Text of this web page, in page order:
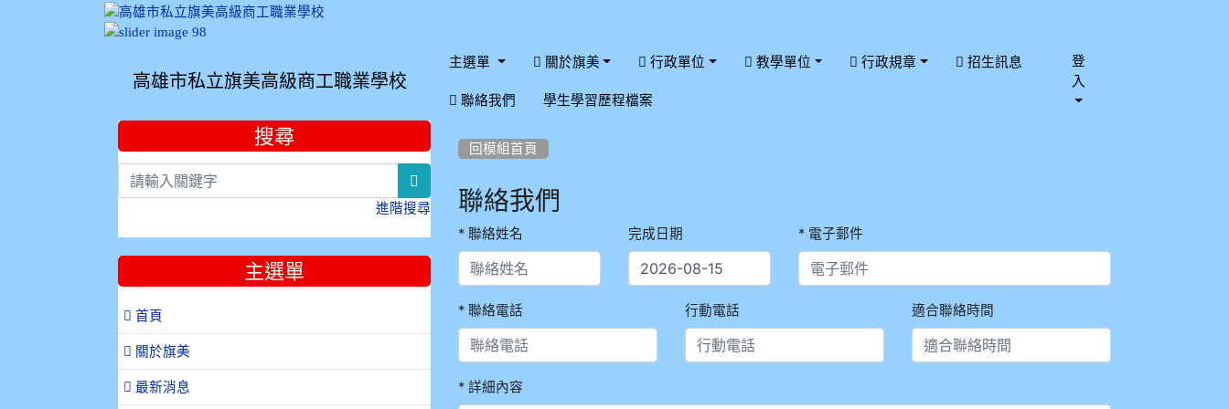
高雄市私立旗美高級商工職業學校
主選單 關於旗美 行政單位 教學單位 行政規章 招生訊息
聯絡我們 學生學習歷程檔案
登
入
回模組首頁
聯絡我們
* 聯絡姓名 完成日期 * 電子郵件
* 聯絡電話 行動電話 適合聯絡時間
* 詳細內容
::: 搜尋
進階搜尋
主選單
 首頁
關於旗美
最新消息